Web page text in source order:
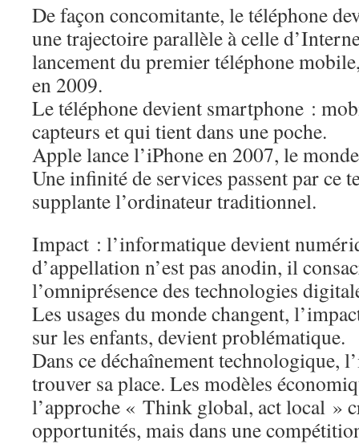
De façon concomitante, le téléphone
une trajectoire parallèle à celle
lancement du premier téléphone
en 2009.
Le téléphone devient smartphone :
capteurs et qui tient dans une poche.
Apple lance l’iPhone en 2007, le
Une infinité de services passent par ce
supplante l’ordinateur traditionnel.
Impact : l’informatique devient
d’appellation n’est pas anodin, il
l’omniprésence des technologies
Les usages du monde changent,
sur les enfants, devient problématique.
Dans ce déchaînement technologique,
trouver sa place. Les modèles
l’approche « Think global, act local »
opportunités, mais dans une